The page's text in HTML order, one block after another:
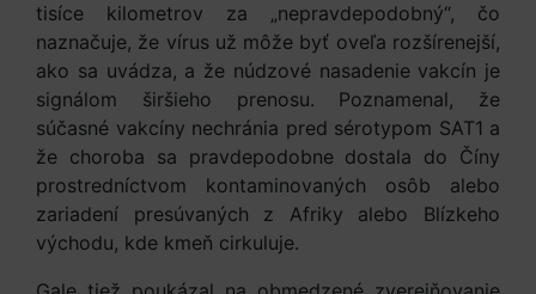
tisíce kilometrov za „nepravdepodobný“, čo
naznačuje, že vírus už môže byť oveľa rozšírenejší,
ako sa uvádza, a že núdzové nasadenie vakcín je
signálom širšieho prenosu. Poznamenal, že
súčasné vakcíny nechránia pred sérotypom SAT1 a
že choroba sa pravdepodobne dostala do Číny
prostredníctvom kontaminovaných osôb alebo
zariadení presúvaných z Afriky alebo Blízkeho
východu, kde kmeň cirkuluje.